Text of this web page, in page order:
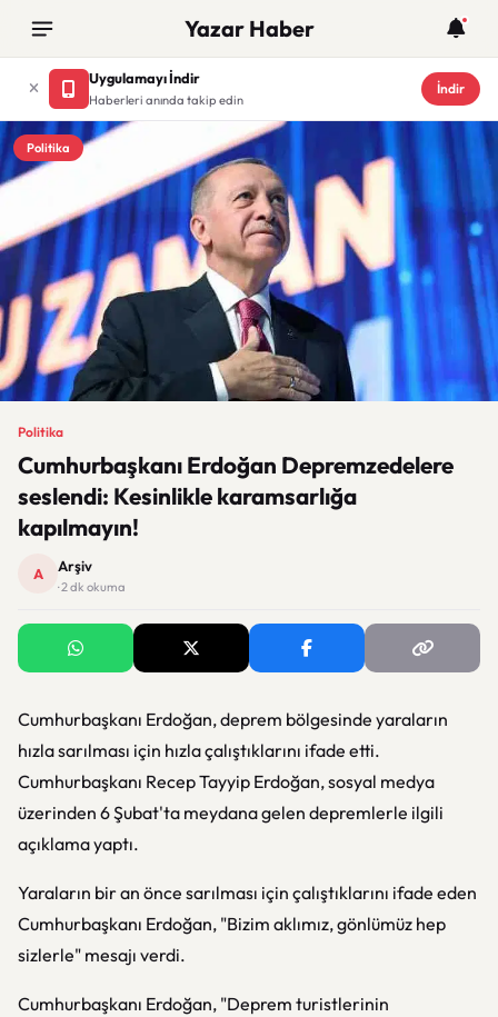
Yazar Haber
Uygulamayı İndir
Haberleri anında takip edin
İndir
Politika
Politika
Cumhurbaşkanı Erdoğan Depremzedelere
seslendi: Kesinlikle karamsarlığa
kapılmayın!
A Arşiv
· 2 dk okuma
Cumhurbaşkanı Erdoğan, deprem bölgesinde yaraların
hızla sarılması için hızla çalıştıklarını ifade etti.
Cumhurbaşkanı Recep Tayyip Erdoğan, sosyal medya
üzerinden 6 Şubat'ta meydana gelen depremlerle ilgili
açıklama yaptı.
Yaraların bir an önce sarılması için çalıştıklarını ifade eden
Cumhurbaşkanı Erdoğan, "Bizim aklımız, gönlümüz hep
sizlerle" mesajı verdi.
Cumhurbaşkanı Erdoğan, "Deprem turistlerinin